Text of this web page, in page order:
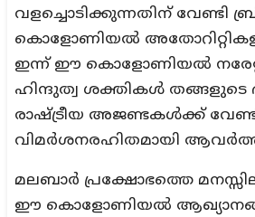
വളച്ചൊടിക്കുന്നതിന് വേണ്ടി
കൊളോണിയൽ
ഇന്ന് ഈ കൊളോണിയൽ
ഹിന്ദുത്വ ശക്തികൾ തങ്ങളുടെ
രാഷ്ട്രീയ അജണ്ടകൾക്ക്
വിമർശനരഹിതമായി
മലബാർ പ്രക്ഷോഭത്തെ
ഈ കൊളോണിയൽ